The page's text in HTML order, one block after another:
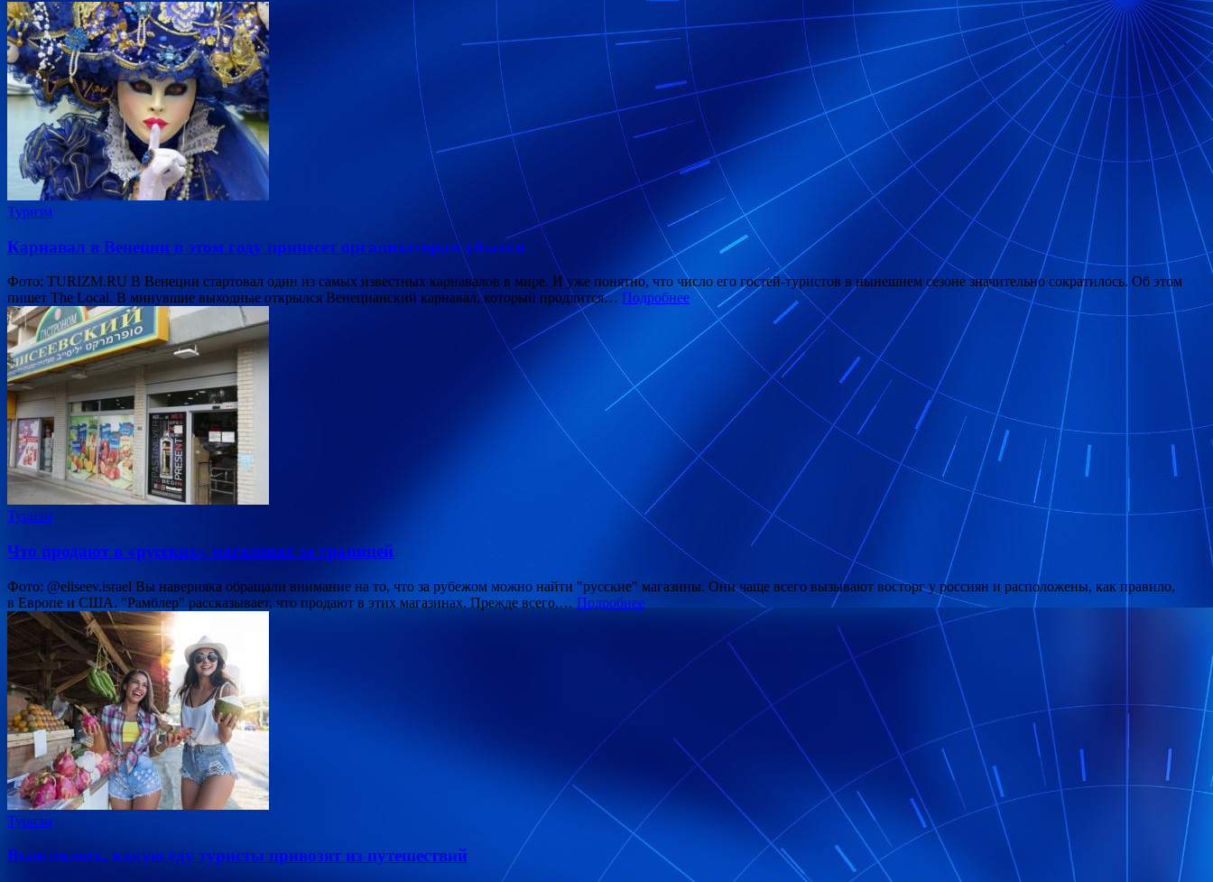
Туризм
Карнавал в Венеции в этом году принесет организаторам убытки
Фото: TURIZM.RU В Венеции стартовал один из самых известных карнавалов в мире. И уже понятно, что число его гостей-туристов в нынешнем сезоне значительно сократилось. Об этом
пишет The Local. В минувшие выходные открылся Венецианский карнавал, который продлится… Подробнее
Туризм
Что продают в «русских» магазинах за границей
Фото: @eliseev.israel Вы наверняка обращали внимание на то, что за рубежом можно найти "русские" магазины. Они чаще всего вызывают восторг у россиян и расположены, как правило,
в Европе и США. "Рамблер" рассказывает, что продают в этих магазинах. Прежде всего,… Подробнее
Туризм
Выяснилось, какую еду туристы привозят из путешествий